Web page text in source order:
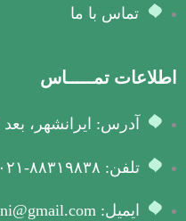
تماس با ما
اطلاعات تمـــــاس
آدرس: ایرانشهر، بعد از
تلفن: ۸۸۳۱۹۸۳۸-۰۲۱
ایمیل: zamanetaleghani@gmail.com